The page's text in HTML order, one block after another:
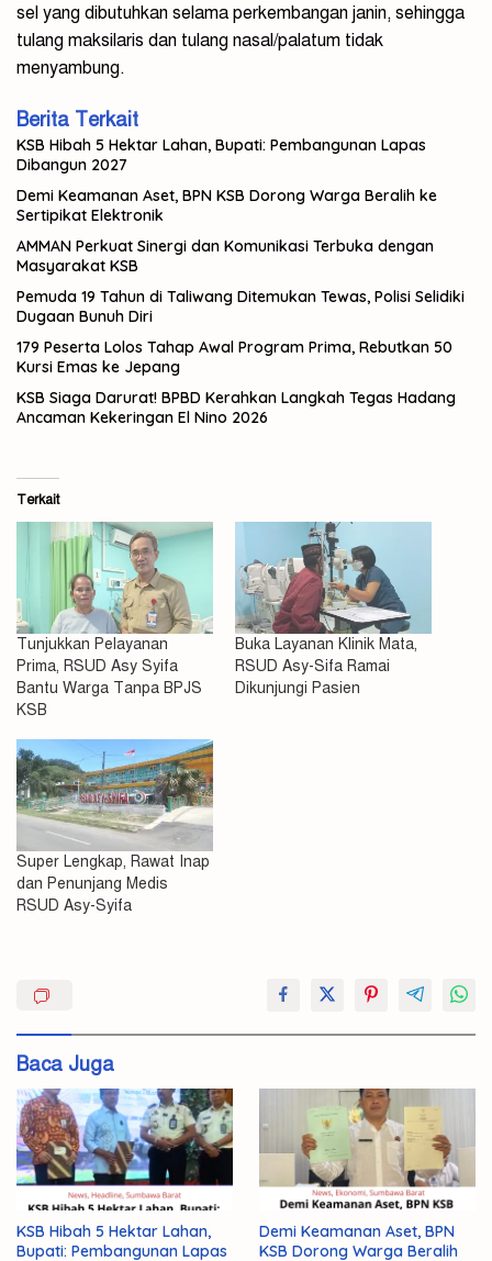
sel yang dibutuhkan selama perkembangan janin, sehingga
tulang maksilaris dan tulang nasal/palatum tidak
menyambung.
Berita Terkait
KSB Hibah 5 Hektar Lahan, Bupati: Pembangunan Lapas
Dibangun 2027
Demi Keamanan Aset, BPN KSB Dorong Warga Beralih ke
Sertipikat Elektronik
AMMAN Perkuat Sinergi dan Komunikasi Terbuka dengan
Masyarakat KSB
Pemuda 19 Tahun di Taliwang Ditemukan Tewas, Polisi Selidiki
Dugaan Bunuh Diri
179 Peserta Lolos Tahap Awal Program Prima, Rebutkan 50
Kursi Emas ke Jepang
KSB Siaga Darurat! BPBD Kerahkan Langkah Tegas Hadang
Ancaman Kekeringan El Nino 2026
Terkait
Tunjukkan Pelayanan
Prima, RSUD Asy Syifa
Bantu Warga Tanpa BPJS
KSB
Buka Layanan Klinik Mata,
RSUD Asy-Sifa Ramai
Dikunjungi Pasien
Super Lengkap, Rawat Inap
dan Penunjang Medis
RSUD Asy-Syifa
Syifa
Medis
Pasien
Tim
Baca Juga
KSB Hibah 5 Hektar Lahan,
Bupati: Pembangunan Lapas
Demi Keamanan Aset, BPN
KSB Dorong Warga Beralih